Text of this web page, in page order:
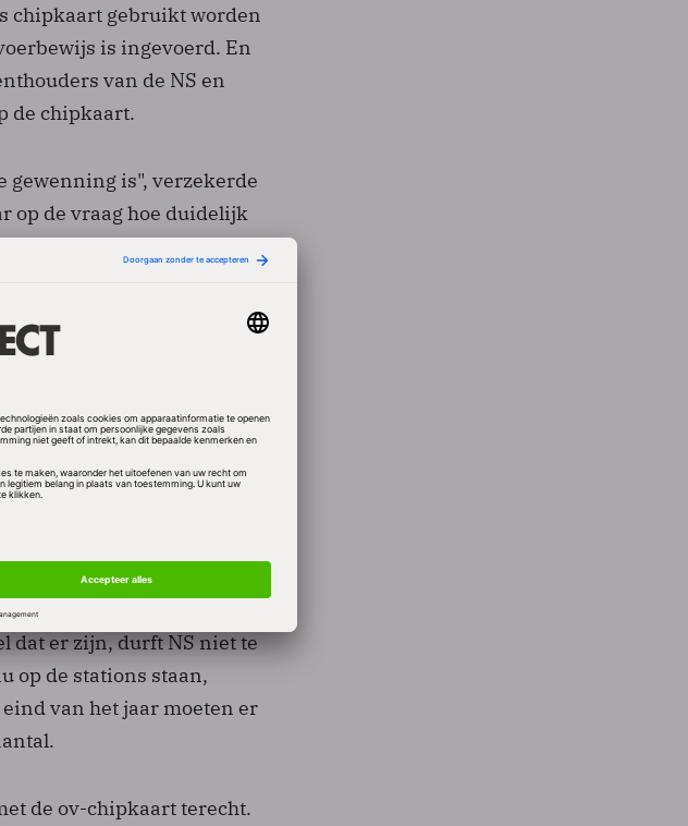
chipkaart gebruikt worden
is ingevoerd. En
van de NS en
de chipkaart.
gewenning is", verzekerde
op de vraag hoe duidelijk
antwoord schuldig blijven.
reizigersorganisaties om
Huberts. De NS
met de chipkaart
beetje roze kleuren
de paaltjes of poortjes
stations krijgen
beperkte groep reizigers
dat er zijn, durft NS niet te
op de stations staan,
van het jaar moeten er
de ov-chipkaart terecht.